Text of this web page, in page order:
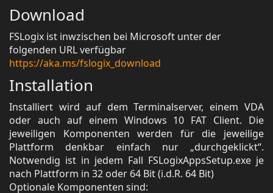
Download
FSLogix ist inwzischen bei Microsoft unter der
folgenden URL verfügbar
https://aka.ms/fslogix_download
Installation
Installiert wird auf dem Terminalserver, einem VDA
oder auch auf einem Windows 10 FAT Client. Die
jeweiligen Komponenten werden für die jeweilige
Plattform denkbar einfach nur „durchgeklickt“.
Notwendig ist in jedem Fall FSLogixAppsSetup.exe je
nach Plattform in 32 oder 64 Bit (i.d.R. 64 Bit)
Optionale Komponenten sind: